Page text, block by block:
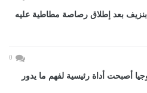
بنزيف بعد إطلاق رصاصة مطاطية عليه
0
أصبحت أداة رئيسية لفهم ما يدور